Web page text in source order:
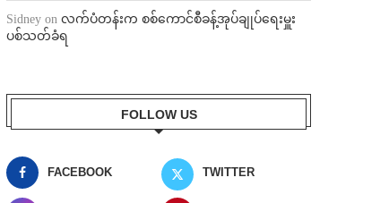
Sidney on လက်ပံတန်းက စစ်ကောင်စီခန့်အုပ်ချုပ်ရေးမှူး
ပစ်သတ်ခံရ
FOLLOW US
FACEBOOK TWITTER